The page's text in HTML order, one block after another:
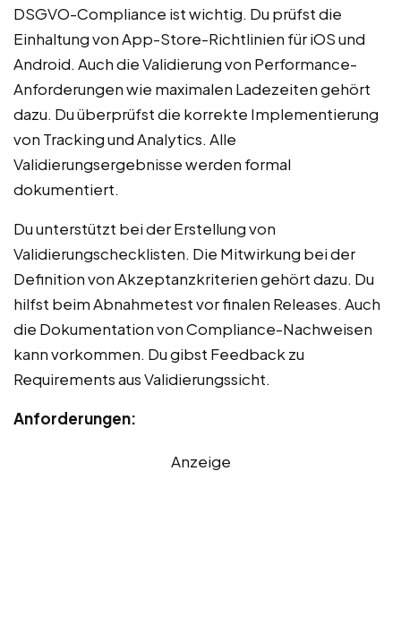
DSGVO-Compliance ist wichtig. Du prüfst die
Einhaltung von App-Store-Richtlinien für iOS und
Android. Auch die Validierung von Performance-
Anforderungen wie maximalen Ladezeiten gehört
dazu. Du überprüfst die korrekte Implementierung
von Tracking und Analytics. Alle
Validierungsergebnisse werden formal
dokumentiert.
Du unterstützt bei der Erstellung von
Validierungschecklisten. Die Mitwirkung bei der
Definition von Akzeptanzkriterien gehört dazu. Du
hilfst beim Abnahmetest vor finalen Releases. Auch
die Dokumentation von Compliance-Nachweisen
kann vorkommen. Du gibst Feedback zu
Requirements aus Validierungssicht.
Anforderungen:
Anzeige